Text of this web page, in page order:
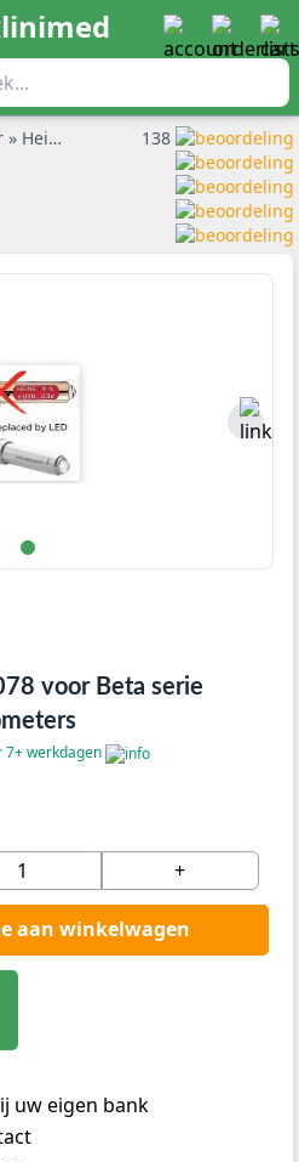
» Heine onderdelen »Heine 3,5V
138
voor Beta serie
7+ werkdagen
+
aan winkelwagen